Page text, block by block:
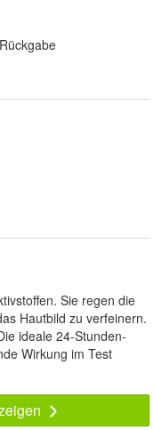
Sie regen die
Hautbild zu verfeinern.
ideale 24-Stunden-
Wirkung im Test